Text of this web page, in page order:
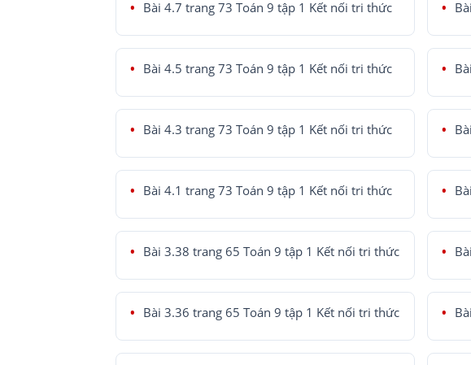
Bài 4.7 trang 73 Toán 9 tập 1 Kết nối tri thức
Bài 4.5 trang 73 Toán 9 tập 1 Kết nối tri thức
Bài 4.3 trang 73 Toán 9 tập 1 Kết nối tri thức
Bài 4.1 trang 73 Toán 9 tập 1 Kết nối tri thức
Bài 3.38 trang 65 Toán 9 tập 1 Kết nối tri thức
Bài 3.36 trang 65 Toán 9 tập 1 Kết nối tri thức